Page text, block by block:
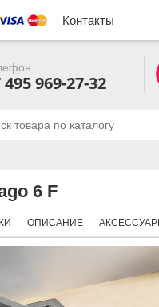
Контакты
495 969-27-32
6 F
ОПИСАНИЕ